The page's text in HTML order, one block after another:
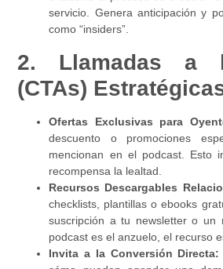
servicio. Genera anticipación y
como “insiders”.
2. Llamadas a
(CTAs)
Ofertas Exclusivas para
descuento o promociones
mencionan en el podcast. Esto
recompensa la lealtad.
Recursos Descargables
checklists, plantillas o ebooks
suscripción a tu newsletter o un
podcast es el anzuelo, el recurso
Invita a la Conversión Directa: